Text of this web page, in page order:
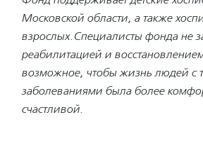
Московской области, а также
взрослых.Специалисты фонда не
реабилитацией и
возможное, чтобы жизнь людей с
заболеваниями была более
счастливой.